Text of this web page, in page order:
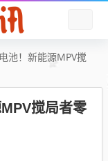
池！新能源MPV搅
搅局者零